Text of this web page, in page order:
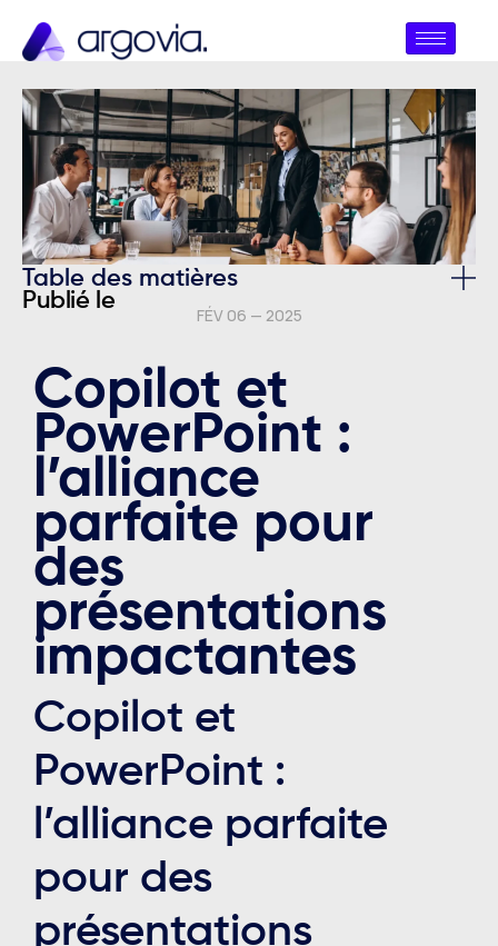
Table des matières
Publié le
FÉV 06 — 2025
Copilot et
PowerPoint :
l’alliance
parfaite pour
des
présentations
impactantes
Copilot et
PowerPoint :
l’alliance parfaite
pour des
présentations